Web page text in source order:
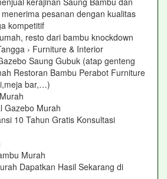
pesanan dengan kualitas
kompetitif
resto dari bambu knockdown
› Furniture & Interior
Saung Gubuk (atap genteng
Restoran Bambu Perabot Furniture
bar,…)
Gazebo Murah‎
10 Tahun Gratis Konsultasi
Murah‎
Dapatkan Hasil Sekarang di